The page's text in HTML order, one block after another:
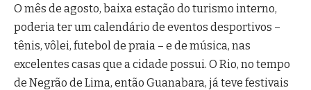
O mês de agosto, baixa estação do turismo interno,
poderia ter um calendário de eventos desportivos –
tênis, vôlei, futebol de praia – e de música, nas
excelentes casas que a cidade possui. O Rio, no tempo
de Negrão de Lima, então Guanabara, já teve festivais